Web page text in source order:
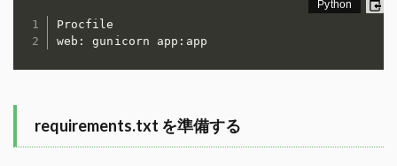
Procfile
web : gunicorn app :
requirements.txt を準備する